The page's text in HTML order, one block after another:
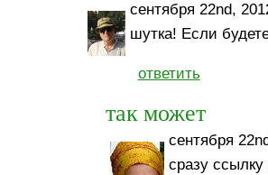
сентября 22nd,
шутка! Если
ответить
так может
сентября
сразу